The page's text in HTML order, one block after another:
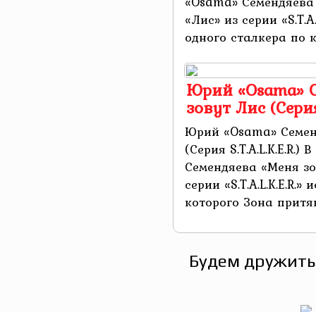
«Лис» из серии
одного сталкера по
Юрий «Osama»
зовут Лис
Юрий «Osama»
(Серия
Семендяева «Меня
серии
которого Зона
Будем